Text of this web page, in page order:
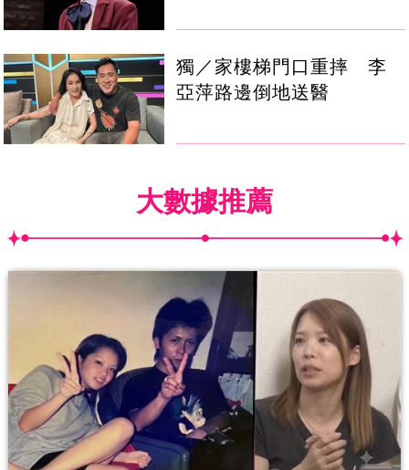
獨／家樓梯門口重摔 李
亞萍路邊倒地送醫
大數據推薦